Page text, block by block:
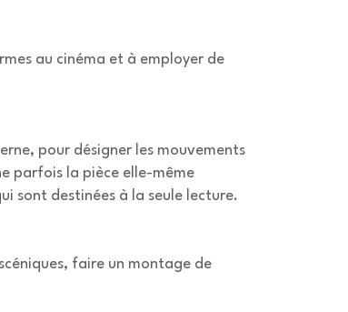
au cinéma et à employer de
pour désigner les mouvements
parfois la pièce elle-même
sont destinées à la seule lecture.
faire un montage de